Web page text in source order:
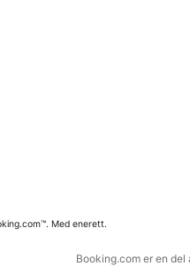
Med enerett.
Booking.com er en